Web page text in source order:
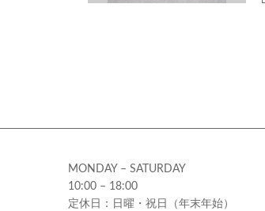
MONDAY – SATURDAY
10:00 – 18:00
定休日：日曜・祝日（年末年始）